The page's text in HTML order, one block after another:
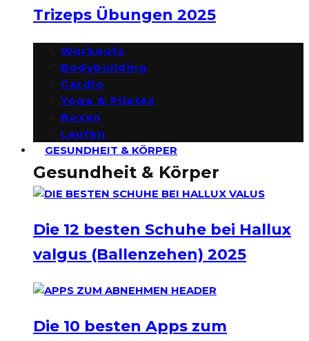
Trizeps Übungen 2025
Workouts
Bodybuilding
Cardio
Yoga & Pilates
Boxen
Laufen
GESUNDHEIT & KÖRPER
Gesundheit & Körper
Die 12 besten Schuhe bei Hallux
valgus (Ballenzehen) 2025
Die 10 besten Apps zum